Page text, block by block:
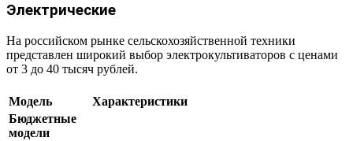
Электрические
На российском рынке сельскохозяйственной техники
представлен широкий выбор электрокультиваторов с ценами
от 3 до 40 тысяч рублей.
Модель
Характеристики
Бюджетные
модели